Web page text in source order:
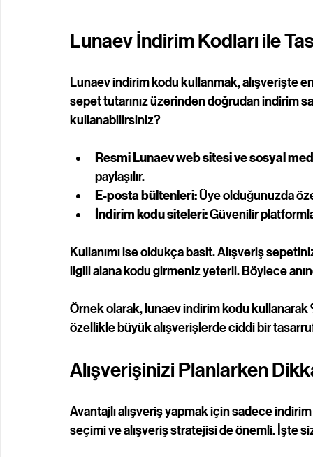
Lunaev İndirim Kodları ile
Lunaev indirim kodu kullanmak, alışverişte
sepet tutarınız üzerinden doğrudan indirim
kullanabilirsiniz?
Resmi Lunaev web sitesi ve sosyal
paylaşılır.
E-posta bültenleri: Üye olduğunuzda
İndirim kodu siteleri: Güvenilir
Kullanımı ise oldukça basit. Alışveriş
ilgili alana kodu girmeniz yeterli. Böylece
Örnek olarak, lunaev indirim kodu kullanarak
özellikle büyük alışverişlerde ciddi bir
Alışverişinizi Planlarken
Avantajlı alışveriş yapmak için sadece
seçimi ve alışveriş stratejisi de önemli. İşte